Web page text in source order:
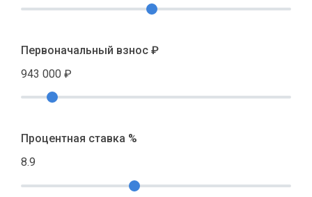
Первоначальный взнос ₽
943 000 ₽
Процентная ставка %
8.9